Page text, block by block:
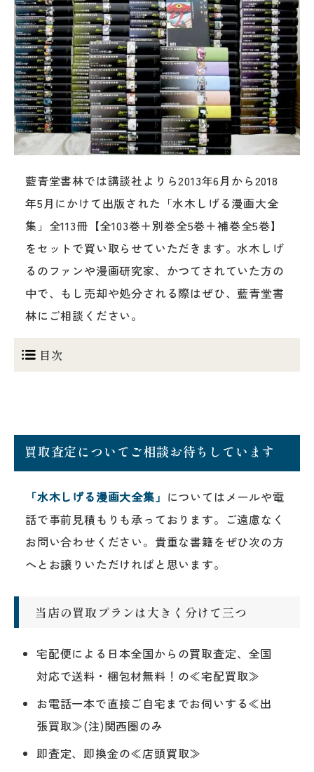
藍青堂書林では講談社よりら2013年6月から2018
年5月にかけて出版された「水木しげる漫画大全
集」全113冊【全103巻＋別巻全5巻＋補巻全5巻】
をセットで買い取らせていただきます。水木しげ
るのファンや漫画研究家、かつてされていた方の
中で、もし売却や処分される際はぜひ、藍青堂書
林にご相談ください。
目次
買取査定についてご相談お待ちしています
「水木しげる漫画大全集」 についてはメールや電
話で事前見積もりも承っております。ご遠慮なく
お問い合わせください。貴重な書籍をぜひ次の方
へとお譲りいただければと思います。
当店の買取プランは大きく分けて三つ
宅配便による日本全国からの買取査定、全国
対応で送料・梱包材無料！の≪宅配買取≫
お電話一本で直接ご自宅までお伺いする≪出
張買取≫(注)関西圏のみ
即査定、即換金の≪店頭買取≫